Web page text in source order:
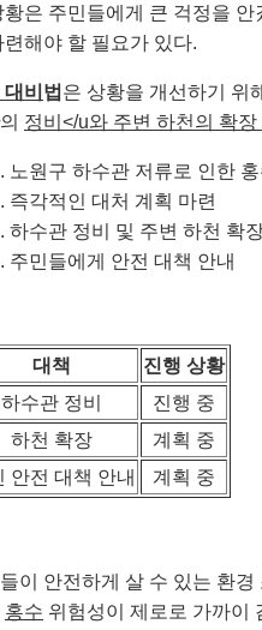
황은 주민들에게 큰 걱정을 안
련해야 할 필요가 있다.
비 법 은 상황을 개선하기 위
의 정비</u와 주변 하천의 확
노원구 하수관 저류로 인한
즉각적인 대처 계획 마련
하수관 정비 및 주변 하천 확
주민들에게 안전 대책 안내
대책
진행 상황
하수관 정비
진행 중
하천 확장
계획 중
안전 대책 안내
계획 중
이 안전하게 살 수 있는 환
홍수 위험성이 제로로 가까이